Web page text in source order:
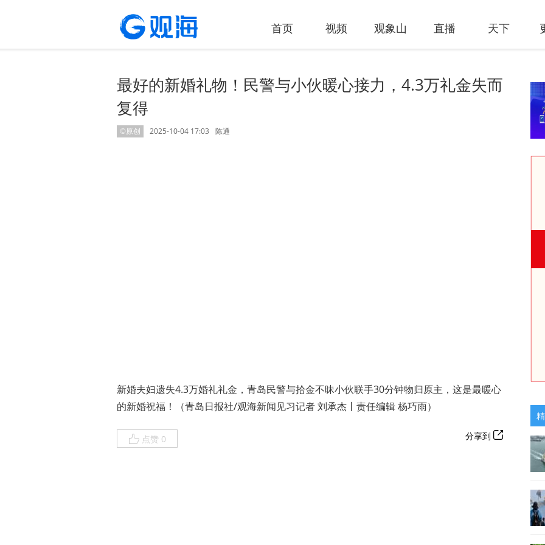
首页 视频 观象山 直播 天下
最好的新婚礼物！民警与小伙暖心接力，4.3万礼金失而
复得
©原创 2025-10-04 17:03 陈通
新婚夫妇遗失4.3万婚礼礼金，青岛民警与拾金不昧小伙联手30分钟物归原主，这是最暖心
的新婚祝福！（青岛日报社/观海新闻见习记者 刘承杰丨责任编辑 杨巧雨）
点赞 0 分享到